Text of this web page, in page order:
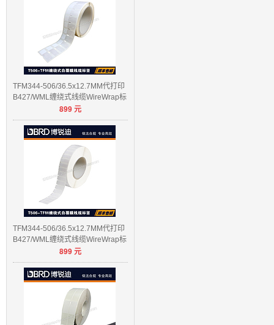
TFM344-506/36.5x12.7MM代打印
B427/WML缠绕式线缆WireWrap标
899元
TFM344-506/36.5x12.7MM代打印
B427/WML缠绕式线缆WireWrap标
899元